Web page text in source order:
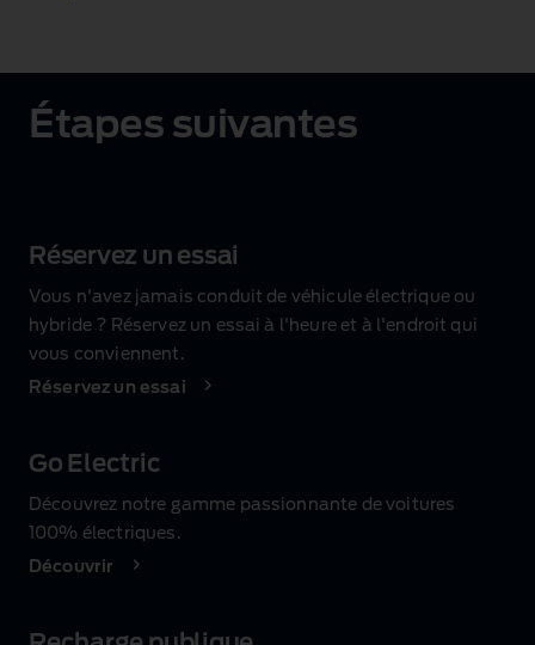
Étapes suivantes
Réservez un essai
Vous n'avez jamais conduit de véhicule électrique ou
hybride ? Réservez un essai à l'heure et à l'endroit qui
vous conviennent.
Réservez un essai
Go Electric
Découvrez notre gamme passionnante de voitures
100% électriques.
Découvrir